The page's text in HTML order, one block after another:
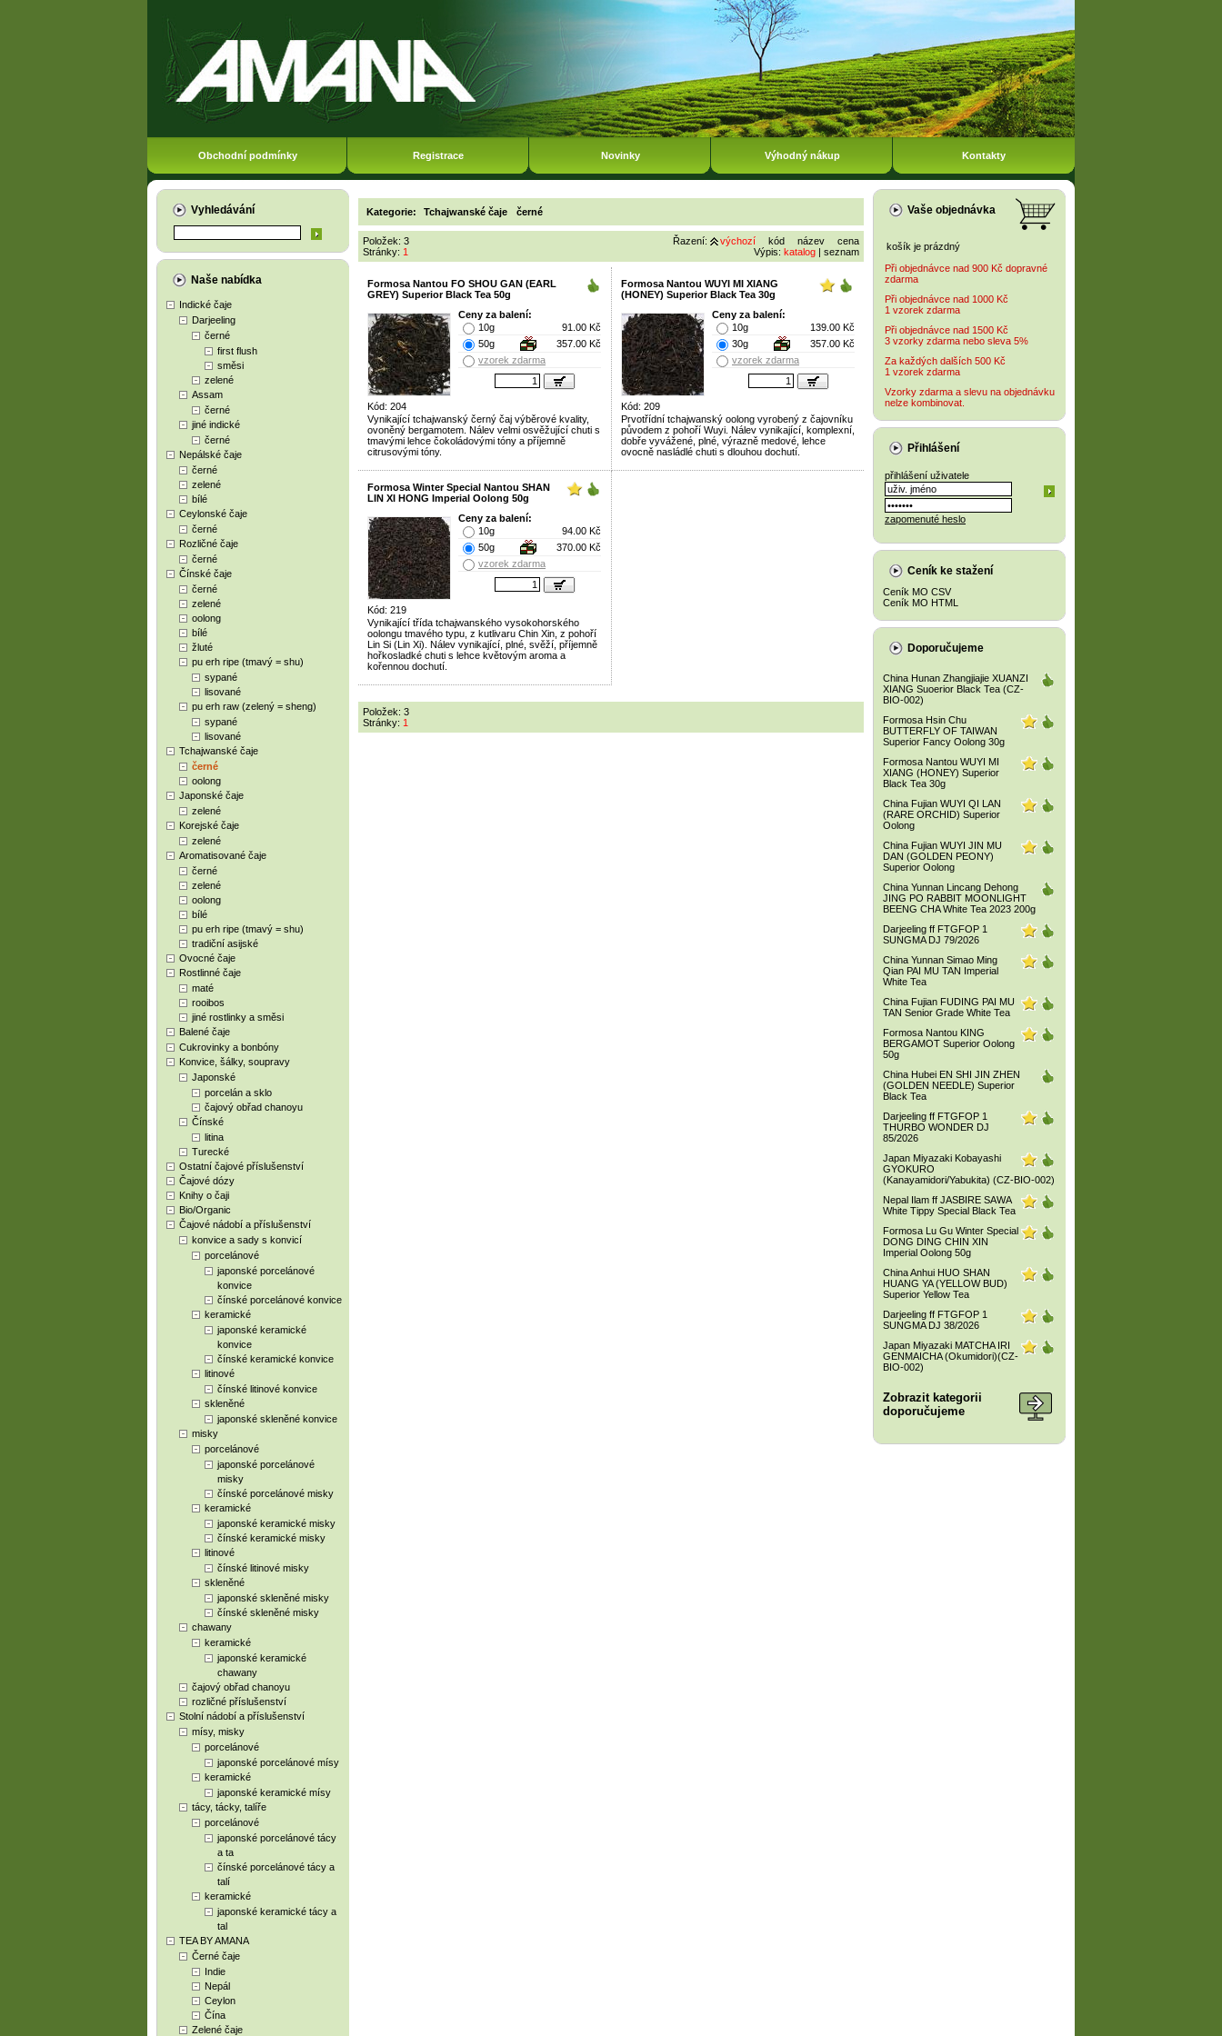
Obchodní podmínky Registrace Novinky Výhodný nákup Kontakty
Vyhledávání
Naše nabídka
Indické čaje
Darjeeling
černé
first flush
směsi
zelené
Assam
černé
jiné indické
černé
Nepálské čaje
černé
zelené
bílé
Ceylonské čaje
černé
Rozličné čaje
černé
Čínské čaje
černé
zelené
oolong
bílé
žluté
pu erh ripe (tmavý = shu)
sypané
lisované
pu erh raw (zelený = sheng)
sypané
lisované
Tchajwanské čaje
černé
oolong
Japonské čaje
zelené
Korejské čaje
zelené
Aromatisované čaje
černé
zelené
oolong
bílé
pu erh ripe (tmavý = shu)
tradiční asijské
Ovocné čaje
Rostlinné čaje
maté
rooibos
jiné rostlinky a směsi
Balené čaje
Cukrovinky a bonbóny
Konvice, šálky, soupravy
Japonské
porcelán a sklo
čajový obřad chanoyu
Čínské
litina
Turecké
Ostatní čajové příslušenství
Čajové dózy
Knihy o čaji
Bio/Organic
Čajové nádobí a příslušenství
konvice a sady s konvicí
porcelánové
japonské porcelánové
konvice
čínské porcelánové konvice
keramické
japonské keramické
konvice
čínské keramické konvice
litinové
čínské litinové konvice
skleněné
japonské skleněné konvice
misky
porcelánové
japonské porcelánové
misky
čínské porcelánové misky
keramické
japonské keramické misky
čínské keramické misky
litinové
čínské litinové misky
skleněné
japonské skleněné misky
čínské skleněné misky
chawany
keramické
japonské keramické
chawany
čajový obřad chanoyu
rozličné příslušenství
Stolní nádobí a příslušenství
mísy, misky
porcelánové
japonské porcelánové mísy
keramické
japonské keramické mísy
tácy, tácky, talíře
porcelánové
japonské porcelánové tácy
a ta
čínské porcelánové tácy a
talí
keramické
japonské keramické tácy a
tal
TEA BY AMANA
Černé čaje
Indie
Nepál
Ceylon
Čína
Zelené čaje
Kategorie: Tchajwanské čaje černé
Řazení: výchozí kód název
cena
Výpis: katalog | seznam
Položek: 3
Stránky: 1
Formosa Nantou FO SHOU GAN (EARL
GREY) Superior Black Tea 50g
Kód: 204
Ceny za balení:
10g
91.00 Kč
50g
357.00 Kč
vzorek zdarma
Vynikající tchajwanský černý čaj výběrové kvality,
ovoněný bergamotem. Nálev velmi osvěžující chuti s
tmavými lehce čokoládovými tóny a příjemně
citrusovými tóny.
Formosa Nantou WUYI MI XIANG
(HONEY) Superior Black Tea 30g
Kód: 209
Ceny za balení:
10g
139.00 Kč
30g
357.00 Kč
vzorek zdarma
Prvotřídní tchajwanský oolong vyrobený z čajovníku
původem z pohoří Wuyi. Nálev vynikající, komplexní,
dobře vyvážené, plné, výrazně medové, lehce
ovocně nasládlé chuti s dlouhou dochutí.
Formosa Winter Special Nantou SHAN
LIN XI HONG Imperial Oolong 50g
Kód: 219
Ceny za balení:
10g
94.00 Kč
50g
370.00 Kč
vzorek zdarma
Vynikající třída tchajwanského vysokohorského
oolongu tmavého typu, z kutlivaru Chin Xin, z pohoří
Lin Si (Lin Xi). Nálev vynikající, plné, svěží, příjemně
hořkosladké chuti s lehce květovým aroma a
kořennou dochutí.
Položek: 3
Stránky: 1
Vaše objednávka
košík je prázdný
Při objednávce nad 900 Kč dopravné
zdarma
Při objednávce nad 1000 Kč
1 vzorek zdarma
Při objednávce nad 1500 Kč
3 vzorky zdarma nebo sleva 5%
Za každých dalších 500 Kč
1 vzorek zdarma
Vzorky zdarma a slevu na objednávku
nelze kombinovat.
Přihlášení
přihlášení uživatele
zapomenuté heslo
Ceník ke stažení
Ceník MO CSV
Ceník MO HTML
Doporučujeme
China Hunan Zhangjiajie XUANZI
XIANG Suoerior Black Tea (CZ-
BIO-002)
Formosa Hsin Chu
BUTTERFLY OF TAIWAN
Superior Fancy Oolong 30g
Formosa Nantou WUYI MI
XIANG (HONEY) Superior
Black Tea 30g
China Fujian WUYI QI LAN
(RARE ORCHID) Superior
Oolong
China Fujian WUYI JIN MU
DAN (GOLDEN PEONY)
Superior Oolong
China Yunnan Lincang Dehong
JING PO RABBIT MOONLIGHT
BEENG CHA White Tea 2023 200g
Darjeeling ff FTGFOP 1
SUNGMA DJ 79/2026
China Yunnan Simao Ming
Qian PAI MU TAN Imperial
White Tea
China Fujian FUDING PAI MU
TAN Senior Grade White Tea
Formosa Nantou KING
BERGAMOT Superior Oolong
50g
China Hubei EN SHI JIN ZHEN
(GOLDEN NEEDLE) Superior
Black Tea
Darjeeling ff FTGFOP 1
THURBO WONDER DJ
85/2026
Japan Miyazaki Kobayashi
GYOKURO
(Kanayamidori/Yabukita) (CZ-BIO-002)
Nepal Ilam ff JASBIRE SAWA
White Tippy Special Black Tea
Formosa Lu Gu Winter Special
DONG DING CHIN XIN
Imperial Oolong 50g
China Anhui HUO SHAN
HUANG YA (YELLOW BUD)
Superior Yellow Tea
Darjeeling ff FTGFOP 1
SUNGMA DJ 38/2026
Japan Miyazaki MATCHA IRI
GENMAICHA (Okumidori)(CZ-
BIO-002)
Zobrazit kategorii
doporučujeme